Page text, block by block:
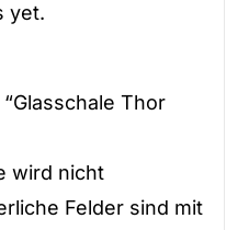
yet.
Thor
wird nicht
Felder sind mit